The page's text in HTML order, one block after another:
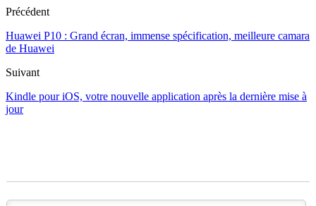
Précédent
Huawei P10 : Grand écran, immense spécification, meilleure camara
de Huawei
Suivant
Kindle pour iOS, votre nouvelle application après la dernière mise à
jour